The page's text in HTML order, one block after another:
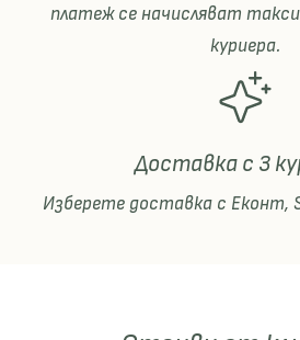
платеж се начисляват
куриера.
Доставка с 3
Изберете доставка с Еконт,